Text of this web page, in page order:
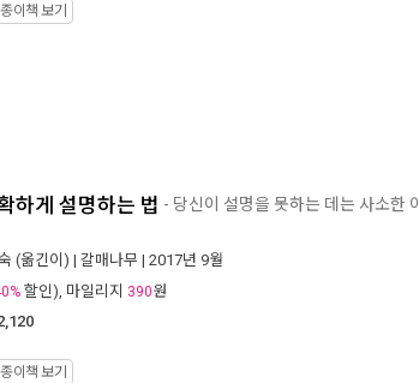
종이책 보기
하게 설명하는 법 - 당신이 설명을 못하는 데는 사소한 이
(옮긴이) | 갈매나무 | 2017년 9월
할인), 마일리지 390원
종이책 보기